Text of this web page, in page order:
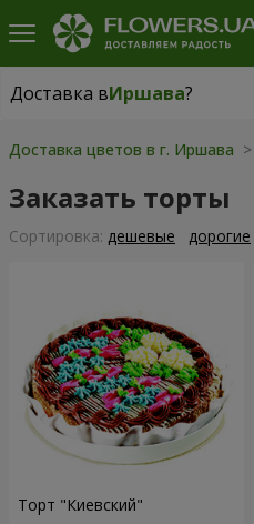
Доставка вИршава?
Доставка вИршава|
Доставка цветов в г. Иршава
Заказать торты
Cортировка: дешевые дорогие
Торт "Киевский"